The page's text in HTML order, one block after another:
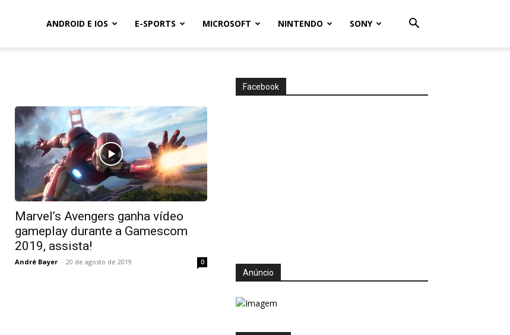
ANDROID E IOS E-SPORTS MICROSOFT NINTENDO SONY
Marvel’s Avengers ganha vídeo
gameplay durante a Gamescom
2019, assista!
André Bayer - 20 de agosto de 2019 0
Facebook
Anúncio